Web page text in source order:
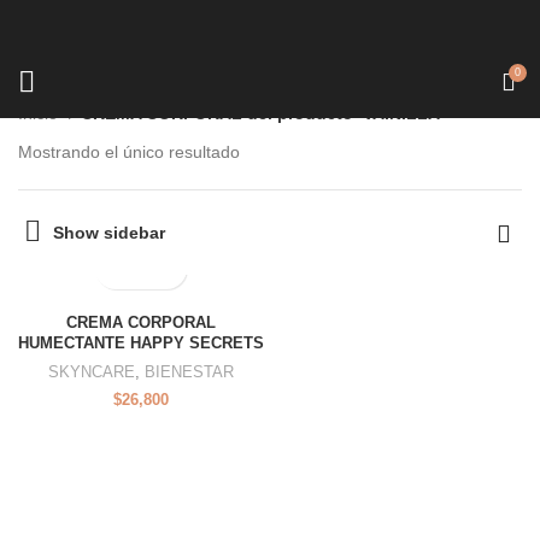
0
Mostrando el único resultado
Show sidebar
CREMA CORPORAL
HUMECTANTE HAPPY SECRETS
SKYNCARE, BIENESTAR
$26,800